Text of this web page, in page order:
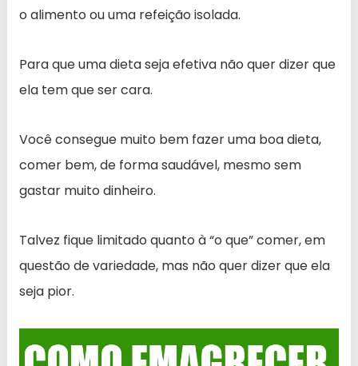
o alimento ou uma refeição isolada.
Para que uma dieta seja efetiva não quer dizer que
ela tem que ser cara.
Você consegue muito bem fazer uma boa dieta,
comer bem, de forma saudável, mesmo sem
gastar muito dinheiro.
Talvez fique limitado quanto à “o que” comer, em
questão de variedade, mas não quer dizer que ela
seja pior.